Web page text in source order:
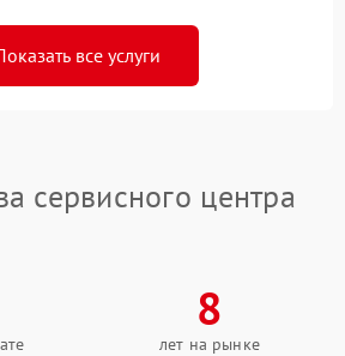
все услуги
сервисного центра
8
лет на рынке